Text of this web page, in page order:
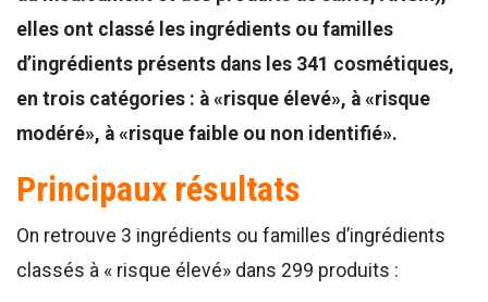
elles ont classé les ingrédients ou familles
d’ingrédients présents dans les 341 cosmétiques,
en trois catégories : à «risque élevé», à «risque
modéré», à «risque faible ou non identifié».
Principaux résultats
On retrouve 3 ingrédients ou familles d’ingrédients
classés à « risque élevé» dans 299 produits :